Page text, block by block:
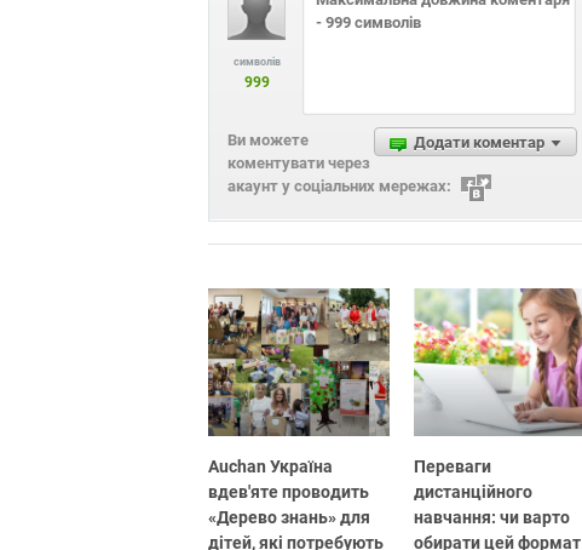
символів
999
Додати коментар
Ви можете
коментувати через
акаунт у соціальних мережах:
Auchan Україна
вдев'яте проводить
«Дерево знань» для
дітей, які потребують
Переваги
дистанційного
навчання: чи варто
обирати цей формат